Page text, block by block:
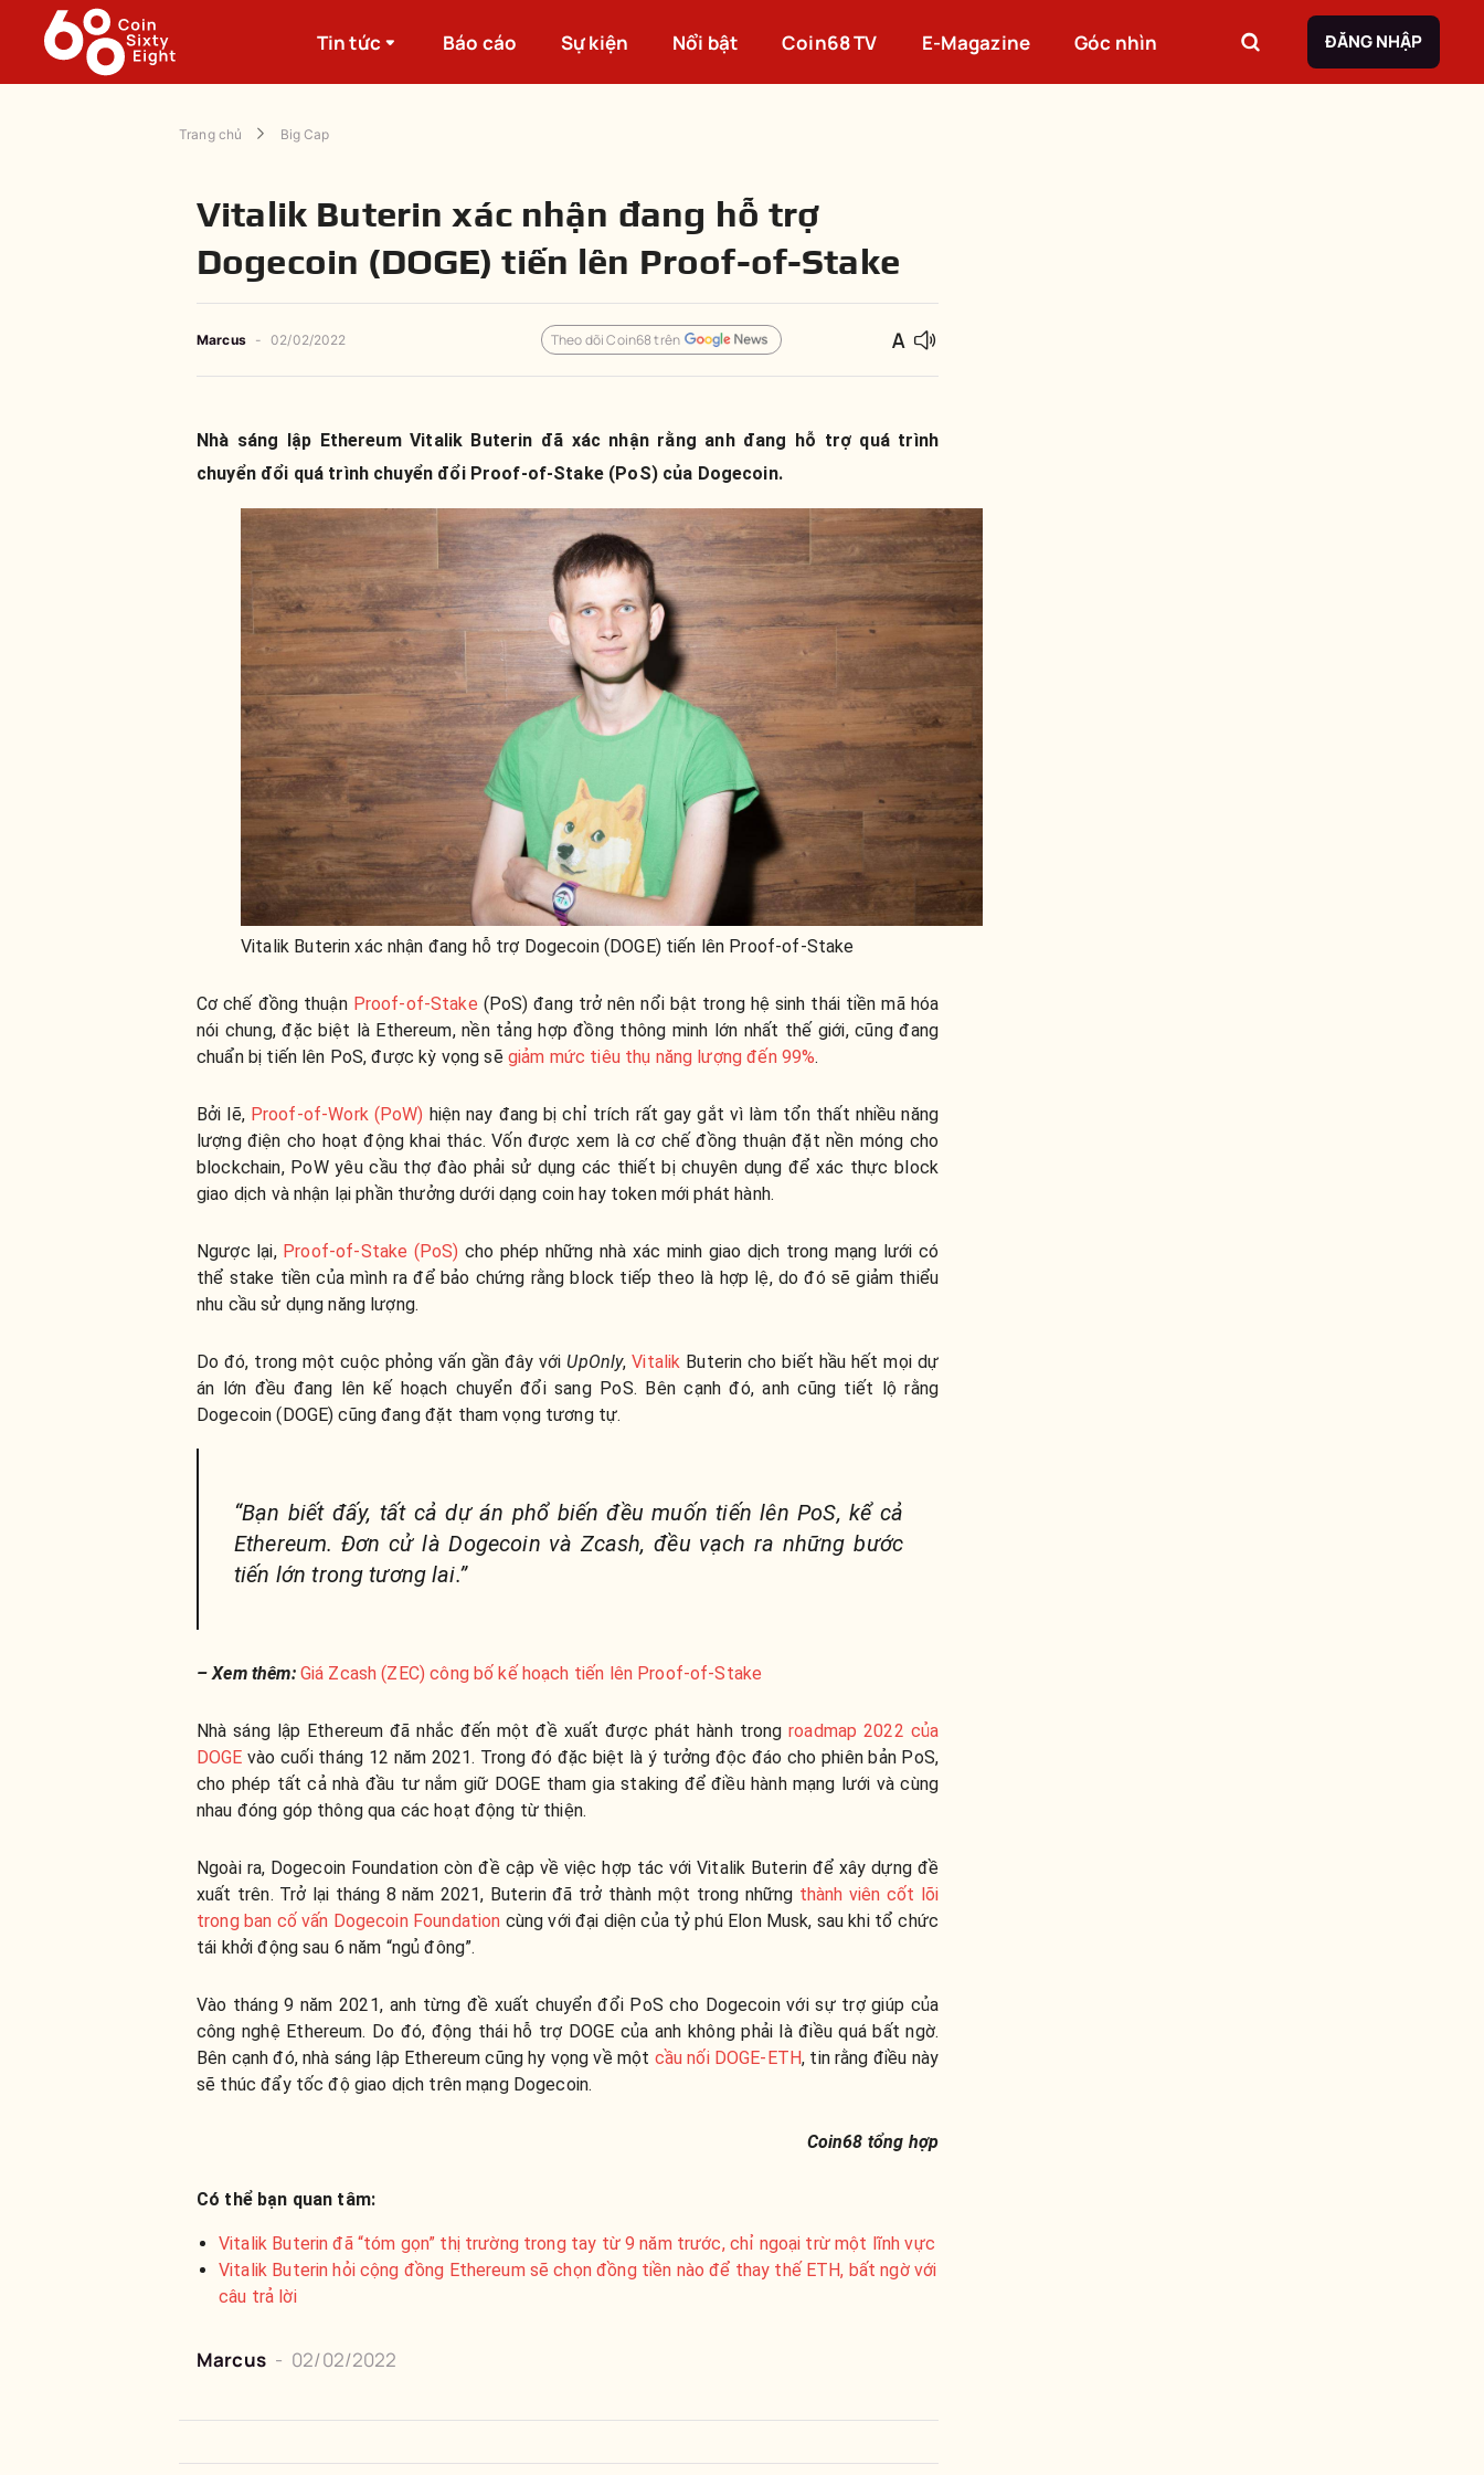
Tin tức Báo cáo Sự kiện Nổi bật Coin68 TV E-Magazine Góc nhìn ĐĂNG NHẬP
Trang chủ Big Cap
Vitalik Buterin xác nhận đang hỗ trợ
Dogecoin (DOGE) tiến lên Proof-of-Stake
Marcus - 02/02/2022 Theo dõi Coin68 trên
Nhà sáng lập Ethereum Vitalik Buterin đã xác nhận rằng anh đang hỗ trợ quá trình
chuyển đổi quá trình chuyển đổi Proof-of-Stake (PoS) của Dogecoin.
Vitalik Buterin xác nhận đang hỗ trợ Dogecoin (DOGE) tiến lên Proof-of-Stake
Cơ chế đồng thuận Proof-of-Stake (PoS) đang trở nên nổi bật trong hệ sinh thái tiền mã hóa
nói chung, đặc biệt là Ethereum, nền tảng hợp đồng thông minh lớn nhất thế giới, cũng đang
chuẩn bị tiến lên PoS, được kỳ vọng sẽ giảm mức tiêu thụ năng lượng đến 99%.
Bởi lẽ, Proof-of-Work (PoW) hiện nay đang bị chỉ trích rất gay gắt vì làm tổn thất nhiều năng
lượng điện cho hoạt động khai thác. Vốn được xem là cơ chế đồng thuận đặt nền móng cho
blockchain, PoW yêu cầu thợ đào phải sử dụng các thiết bị chuyên dụng để xác thực block
giao dịch và nhận lại phần thưởng dưới dạng coin hay token mới phát hành.
Ngược lại,Proof-of-Stake (PoS) cho phép những nhà xác minh giao dịch trong mạng lưới có
thể stake tiền của mình ra để bảo chứng rằng block tiếp theo là hợp lệ, do đó sẽ giảm thiểu
nhu cầu sử dụng năng lượng.
Do đó, trong một cuộc phỏng vấn gần đây vớiUpOnly,Vitalik Buterin cho biết hầu hết mọi dự
án lớn đều đang lên kế hoạch chuyển đổi sang PoS. Bên cạnh đó, anh cũng tiết lộ rằng
Dogecoin (DOGE) cũng đang đặt tham vọng tương tự.
“Bạn biết đấy, tất cả dự án phổ biến đều muốn tiến lên PoS, kể cả
Ethereum. Đơn cử là Dogecoin và Zcash, đều vạch ra những bước
tiến lớn trong tương lai.”
– Xem thêm: Giá Zcash (ZEC) công bố kế hoạch tiến lên Proof-of-Stake
Nhà sáng lập Ethereum đã nhắc đến một đề xuất được phát hành trongroadmap 2022 của
DOGE vào cuối tháng 12 năm 2021. Trong đó đặc biệt là ý tưởng độc ​​đáo cho phiên bản PoS,
cho phép tất cả nhà đầu tư nắm giữ DOGE tham gia staking để điều hành mạng lưới và cùng
nhau đóng góp thông qua các hoạt động từ thiện.
Ngoài ra, Dogecoin Foundation còn đề cập về việc hợp tác với Vitalik Buterin để xây dựng đề
xuất trên. Trở lại tháng 8 năm 2021, Buterin đã trở thành một trong những thành viên cốt lõi
trong ban cố vấn Dogecoin Foundation cùng với đại diện của tỷ phú Elon Musk, sau khi tổ chức
tái khởi động sau 6 năm “ngủ đông”.
Vào tháng 9 năm 2021, anh từng đề xuất chuyển đổi PoS cho Dogecoin với sự trợ giúp của
công nghệ Ethereum. Do đó, động thái hỗ trợ DOGE của anh không phải là điều quá bất ngờ.
Bên cạnh đó, nhà sáng lập Ethereum cũng hy vọng về một cầu nối DOGE-ETH, tin rằng điều này
sẽ thúc đẩy tốc độ giao dịch trên mạng Dogecoin.
Coin68 tổng hợp
Có thể bạn quan tâm:
Vitalik Buterin đã “tóm gọn” thị trường trong tay từ 9 năm trước, chỉ ngoại trừ một lĩnh vực
Vitalik Buterin hỏi cộng đồng Ethereum sẽ chọn đồng tiền nào để thay thế ETH, bất ngờ với
câu trả lời
Marcus - 02/02/2022